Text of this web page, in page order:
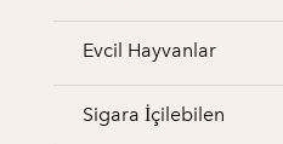
Evcil Hayvanlar
Sigara İçilebilen